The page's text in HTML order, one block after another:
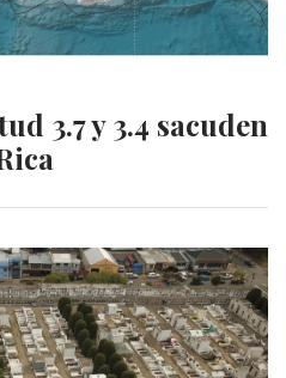
3.7 y 3.4 sacuden